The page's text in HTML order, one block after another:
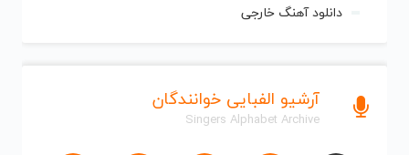
دانلود آهنگ خارجی
آرشیو الفبایی خوانندگان
Singers Alphabet Archive